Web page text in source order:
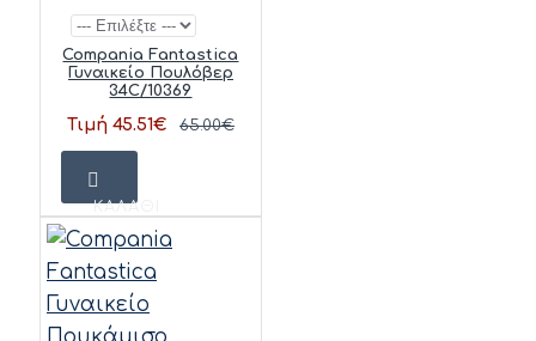
Compania Fantastica
Γυναικείο Πουλόβερ
34C/10369
Τιμή 45.51€ 65.00€
ΚΑΛΆΘΙ